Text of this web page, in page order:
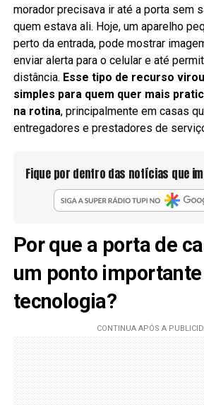
morador precisava ir até a porta sem
quem estava ali. Hoje, um aparelho
perto da entrada, pode mostrar
enviar alerta para o celular e até
distância. Esse tipo de recurso
simples para quem quer mais
na rotina, principalmente em casas
entregadores e prestadores de
Fique por dentro das notícias que
Por que a porta de
um ponto
tecnologia?